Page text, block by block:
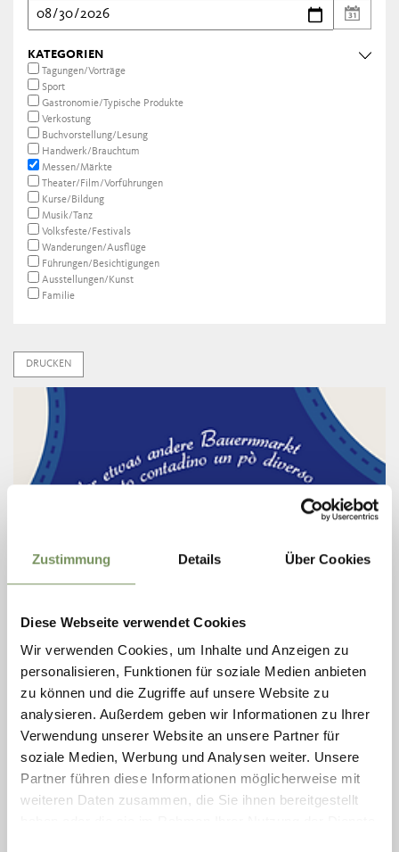
Zustimmung Details Über Cookies
Diese Webseite verwendet Cookies
Wir verwenden Cookies, um Inhalte und Anzeigen zu
personalisieren, Funktionen für soziale Medien anbieten
zu können und die Zugriffe auf unsere Website zu
analysieren. Außerdem geben wir Informationen zu Ihrer
Verwendung unserer Website an unsere Partner für
soziale Medien, Werbung und Analysen weiter. Unsere
Partner führen diese Informationen möglicherweise mit
weiteren Daten zusammen, die Sie ihnen bereitgestellt
KATEGORIEN
Tagungen/Vorträge
Sport
Gastronomie/Typische Produkte
Verkostung
Buchvorstellung/Lesung
Handwerk/Brauchtum
Messen/Märkte
Theater/Film/Vorführungen
Kurse/Bildung
Musik/Tanz
Volksfeste/Festivals
Wanderungen/Ausflüge
Führungen/Besichtigungen
Ausstellungen/Kunst
Familie
DRUCKEN
Mittwoch
12
Aug
St. Nikolaus
ZUANOCHTEN IN ST. NIKOLAUS
Erlebe die typische Ultner und Deutschnonsberger
Bergbauernkultur. Wir verwöhnen dich mit traditionellen
Produkten von unseren Bergbauernhöfen und bieten dir einen
Einblick in das Alltags- und ...